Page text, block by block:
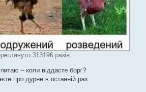
313196 разів
– коли віддасте борг?
про дурне в останній раз.